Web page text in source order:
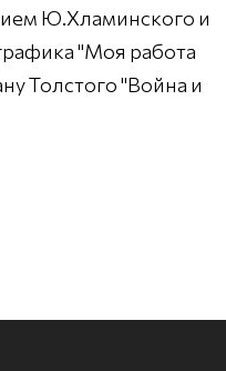
Ю.Хламинского и
"Моя работа
Толстого "Война и